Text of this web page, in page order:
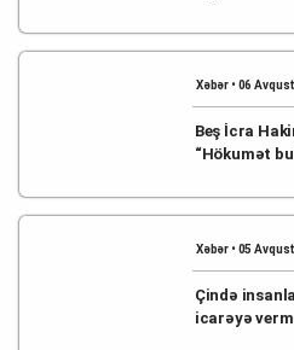
Xəbər • 06
Beş İcra
“Hökumət
Xəbər • 05
Çində
icarəyə